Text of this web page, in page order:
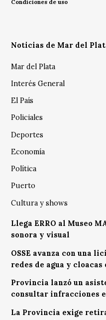
Condiciones de uso
Noticias de Mar del
Mar del Plata
Interés General
El País
Policiales
Deportes
Economía
Política
Puerto
Cultura y shows
Llega ERRO al Museo
sonora y visual
OSSE avanza con una
redes de agua y
Provincia lanzó un
consultar infracciones
La Provincia exige